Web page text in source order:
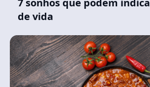
7 sonhos que podem
de vida